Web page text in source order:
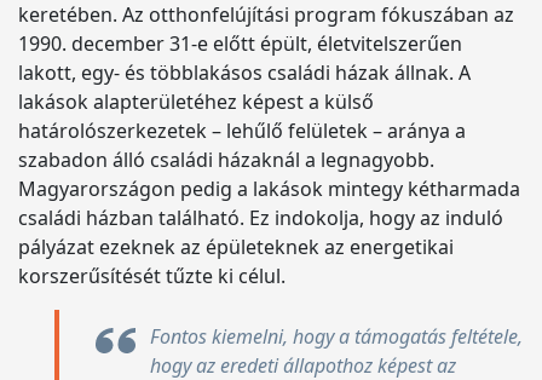
keretében. Az otthonfelújítási program fókuszában az
1990. december 31-e előtt épült, életvitelszerűen
lakott, egy- és többlakásos családi házak állnak. A
lakások alapterületéhez képest a külső
határolószerkezetek – lehűlő felületek – aránya a
szabadon álló családi házaknál a legnagyobb.
Magyarországon pedig a lakások mintegy kétharmada
családi házban található. Ez indokolja, hogy az induló
pályázat ezeknek az épületeknek az energetikai
korszerűsítését tűzte ki célul.
Fontos kiemelni, hogy a támogatás feltétele,
hogy az eredeti állapothoz képest az